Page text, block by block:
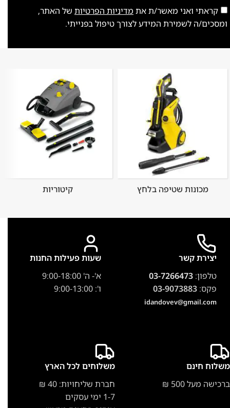
קראתי ואני מאשר/ת את מדיניות הפרטיות של האתר,
ומסכים/ה לשמירת המידע לצורך טיפול בפנייתי.
מכונות שטיפה בלחץ קיטוריות
יצירת קשר
טלפון:03-7266473
פקס:03-9073883
idandovev@gmail.com
שעות פעילות החנות
א'- ה' 9:00-18:00
ו': 9:00-13:00
משלוח חינם
ברכישה מעל 500 ₪
משלוחים לכל הארץ
חברת שליחויות: 40 ₪
1-7 ימי עסקים